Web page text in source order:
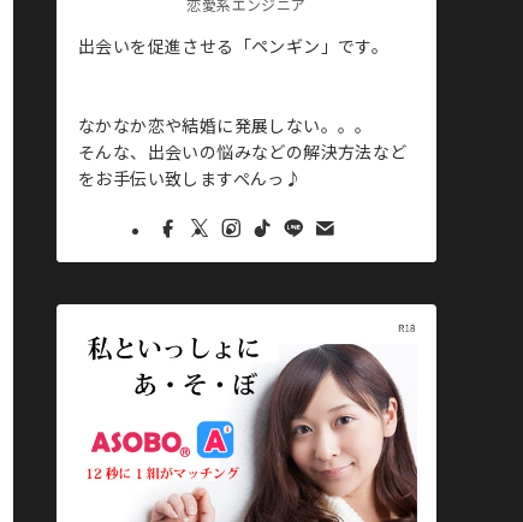
出会いを促進させる「ペンギン」です。
なかなか恋や結婚に発展しない。。。
そんな、出会いの悩みなどの解決方法など
をお手伝い致しますぺんっ♪